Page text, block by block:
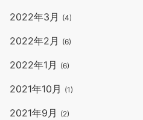
2022年3月 (4)
2022年2月 (6)
2022年1月 (6)
2021年10月 (1)
2021年9月 (2)